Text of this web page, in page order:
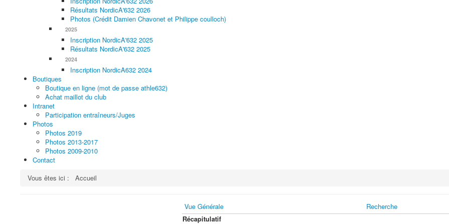
Résultats NordicA'632 2026
Photos (Crédit Damien Chavonet et Philippe coulloch)
2025
Inscription NordicA'632 2025
Résultats NordicA'632 2025
2024
Inscription NordicA632 2024
Boutiques
Boutique en ligne (mot de passe athle632)
Achat maillot du club
Intranet
Participation entraîneurs/Juges
Photos
Photos 2019
Photos 2013-2017
Photos 2009-2010
Contact
Vous êtes ici :
Accueil
Vue Générale Recherche
Récapitulatif